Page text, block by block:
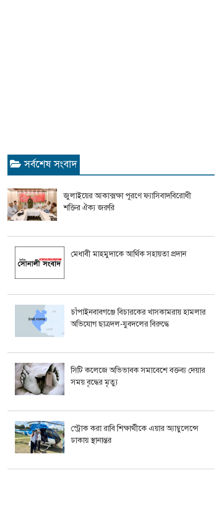
সর্বশেষ সংবাদ
জুলাইয়ের আকাক্সক্ষা পূরণে ফ্যাসিবাদবিরোধী
শক্তির ঐক্য জরুরি
মেধাবী মাহমুদাকে আর্থিক সহায়তা প্রদান
চাঁপাইনবাবগঞ্জে বিচারকের খাসকামরায় হামলার
অভিযোগ ছাত্রদল-যুবদলের বিরুদ্ধে
সিটি কলেজে অভিভাবক সমাবেশে বক্তব্য দেয়ার
সময় বৃদ্ধের মৃত্যু
স্ট্রোক করা রাবি শিক্ষার্থীকে এয়ার অ্যাম্বুলেন্সে
ঢাকায় স্থানান্তর